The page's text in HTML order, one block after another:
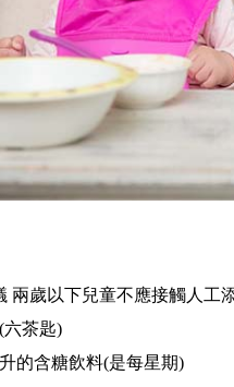
兩歲以下兒童不應接觸人工
六茶匙)
的含糖飲料(是每星期)